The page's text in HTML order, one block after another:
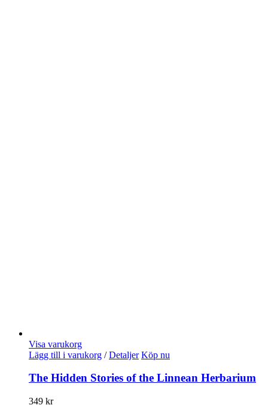
Visa varukorg
Lägg till i varukorg / Detaljer Köp nu
The Hidden Stories of the Linnean Herbarium
349 kr